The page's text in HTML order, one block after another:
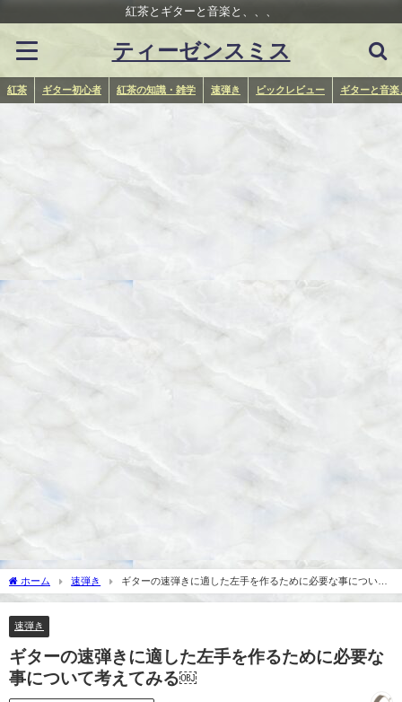
紅茶とギターと音楽と、、、
ティーゼンスミス
紅茶 ギター初心者 紅茶の知識・雑学 速弾き ピックレビュー ギターと音楽
ホーム 速弾き
ギターの速弾きに適した左手を作るために必要な事について
考えてみる￼
速弾き
ギターの速弾きに適した左手を作るために必要な
事について考えてみる￼